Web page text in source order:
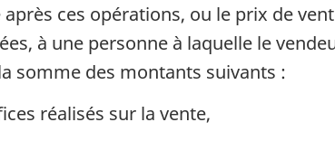
ces opérations, ou le prix de
à une personne à laquelle le
somme des montants suivants :
réalisés sur la vente,